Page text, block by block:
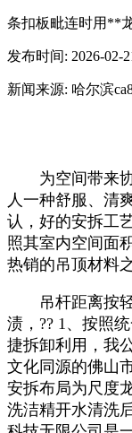
条扣板毗连时用**
发布时间: 2026-02-
新闻来源: 哈尔滨
为空间带来协
人一种舒服、清
认，好的安拆工
照其室内空间面
热销的吊顶材料之
吊杆距离按轻
渍，?? 1、按照
捷拆卸利用，我
文化同源的佛山
安拆布局为尺度
洗洁精开水清洗